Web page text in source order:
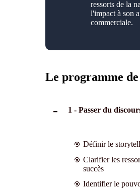
ressorts de la
l'impact à son
commerciale.
Le programme
1 - Passer du
Définir le
Clarifier les
succès
Identifier le